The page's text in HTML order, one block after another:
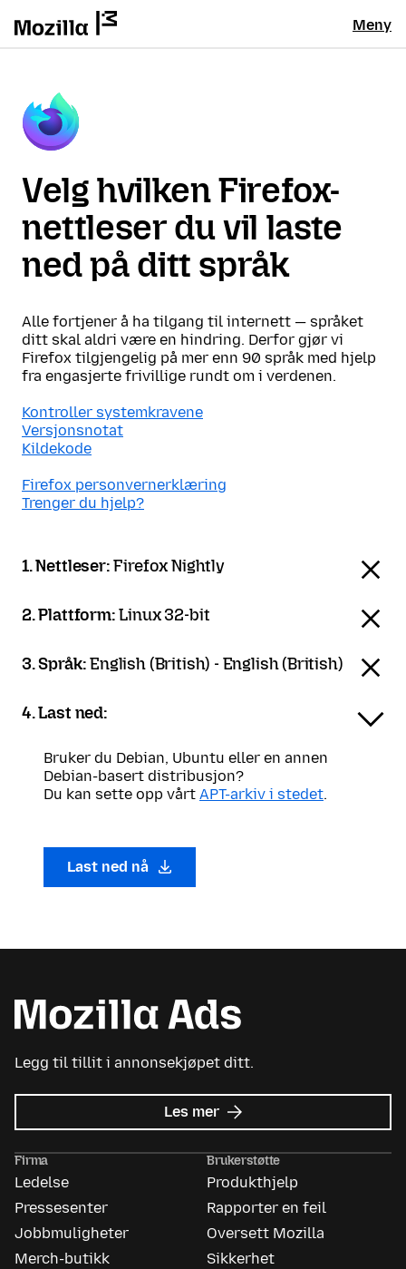
Meny
Velg hvilken Firefox-
nettleser du vil laste
ned på ditt språk
Alle fortjener å ha tilgang til internett — språket
ditt skal aldri være en hindring. Derfor gjør vi
Firefox tilgjengelig på mer enn 90 språk med hjelp
fra engasjerte frivillige rundt om i verdenen.
Kontroller systemkravene
Versjonsnotat
Kildekode
Firefox personvernerklæring
Trenger du hjelp?
1. Nettleser:Firefox Nightly
2. Plattform:Linux 32-bit
3. Språk:English (British) - English (British)
4. Last ned:
Bruker du Debian, Ubuntu eller en annen
Debian-basert distribusjon?
Du kan sette opp vårt APT-arkiv i stedet.
Last ned nå
Legg til tillit i annonsekjøpet ditt.
Les mer om
Mozilla
Firma
Ledelse
Pressesenter
Jobbmuligheter
Merch-butikk
Brukerstøtte
Produkthjelp
Rapporter en feil
Oversett Mozilla
Sikkerhet